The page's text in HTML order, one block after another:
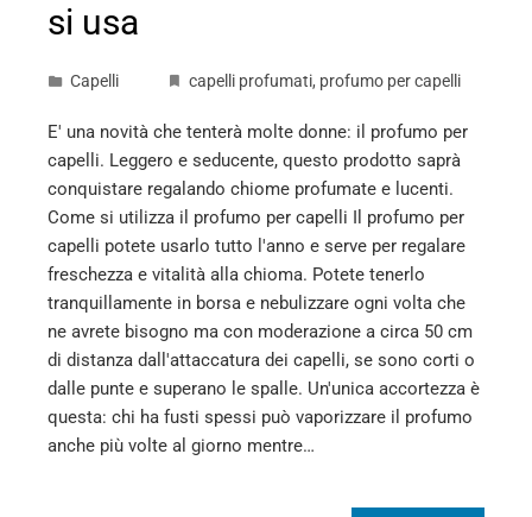
si usa
Capelli capelli profumati, profumo per capelli
E' una novità che tenterà molte donne: il profumo per
capelli. Leggero e seducente, questo prodotto saprà
conquistare regalando chiome profumate e lucenti.
Come si utilizza il profumo per capelli Il profumo per
capelli potete usarlo tutto l'anno e serve per regalare
freschezza e vitalità alla chioma. Potete tenerlo
tranquillamente in borsa e nebulizzare ogni volta che
ne avrete bisogno ma con moderazione a circa 50 cm
di distanza dall'attaccatura dei capelli, se sono corti o
dalle punte e superano le spalle. Un'unica accortezza è
questa: chi ha fusti spessi può vaporizzare il profumo
anche più volte al giorno mentre…